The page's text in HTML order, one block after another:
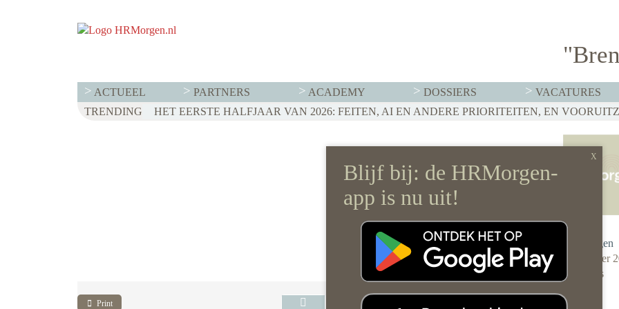
ACTUEEL PARTNERS ACADEMY DOSSIERS VACATURES
TRENDING WET LOONTRANSPARANTIE: DIT MOET HR NU AL REGELEN
HET EERSTE HALFJAAR VAN 2026: FEITEN, AI EN ANDERE PRIORITEITEN, EN
VOOR EEN SUCCESVOL RESERVISTENBELEID HOEF JE JE ORGANISATIE NIET OP Z’N
Redactie
HRMorgen
15 oktober
0 reacties
Print